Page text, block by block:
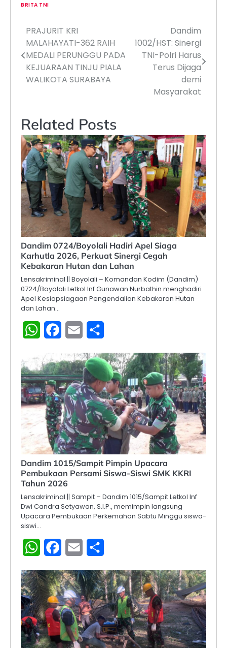
BRITA TNI
Navigasi
pos
PRAJURIT KRI
MALAHAYATI-362 RAIH
MEDALI PERUNGGU PADA
KEJUARAAN TINJU PIALA
WALIKOTA SURABAYA
Dandim
1002/HST: Sinergi
TNI-Polri Harus
Terus Dijaga
demi
Masyarakat
Related Posts
Dandim 0724/Boyolali Hadiri Apel Siaga
Karhutla 2026, Perkuat Sinergi Cegah
Kebakaran Hutan dan Lahan
Lensakriminal || Boyolali – Komandan Kodim (Dandim)
0724/Boyolali Letkol Inf Gunawan Nurbathin menghadiri
Apel Kesiapsiagaan Pengendalian Kebakaran Hutan
dan Lahan…
WhatsAppFacebook
Email
Dandim 1015/Sampit Pimpin Upacara
Pembukaan Persami Siswa-Siswi SMK KKRI
Tahun 2026
Lensakriminal || Sampit – Dandim 1015/Sampit Letkol Inf
Dwi Candra Setyawan, S.I.P., memimpin langsung
Upacara Pembukaan Perkemahan Sabtu Minggu siswa-
siswi…
WhatsAppFacebook
Email